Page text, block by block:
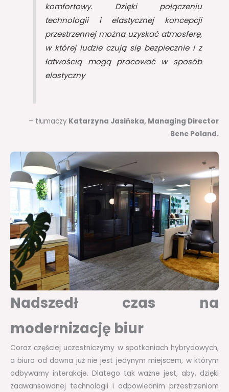
komfortowy. Dzięki połączeniu
technologii i elastycznej koncepcji
przestrzennej można uzyskać atmosferę,
w której ludzie czują się bezpiecznie i z
łatwością mogą pracować w sposób
elastyczny
– tłumaczy Katarzyna Jasińska, Managing Director
Bene Poland.
Nadszedł czas na
modernizację biur
Coraz częściej uczestniczymy w spotkaniach hybrydowych,
a biuro od dawna już nie jest jedynym miejscem, w którym
odbywamy interakcje. Dlatego tak ważne jest, aby, dzięki
zaawansowanej technologii i odpowiednim przestrzeniom